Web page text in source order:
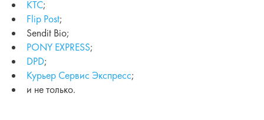
КТС;
Flip Post;
Sendit Bio;
PONY EXPRESS;
DPD;
Курьер Сервис Экспресс;
и не только.